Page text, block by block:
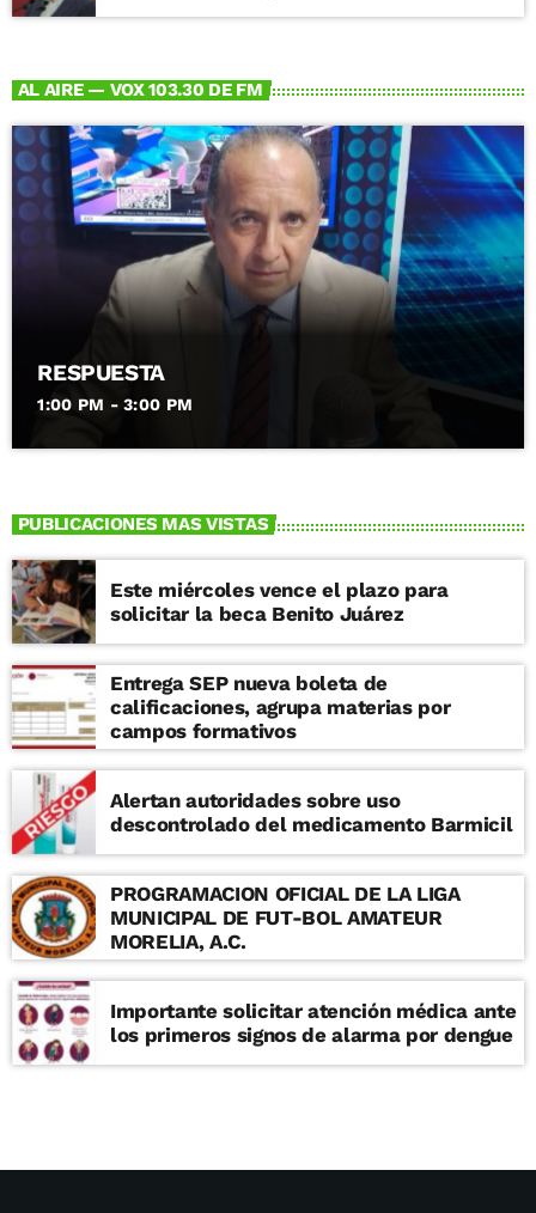
AL AIRE — VOX 103.30 DE FM
RESPUESTA
1:00 PM - 3:00 PM
PUBLICACIONES MAS VISTAS
Este miércoles vence el plazo para
solicitar la beca Benito Juárez
Entrega SEP nueva boleta de
calificaciones, agrupa materias por
campos formativos
Alertan autoridades sobre uso
descontrolado del medicamento Barmicil
PROGRAMACION OFICIAL DE LA LIGA
MUNICIPAL DE FUT-BOL AMATEUR
MORELIA, A.C.
Importante solicitar atención médica ante
los primeros signos de alarma por dengue